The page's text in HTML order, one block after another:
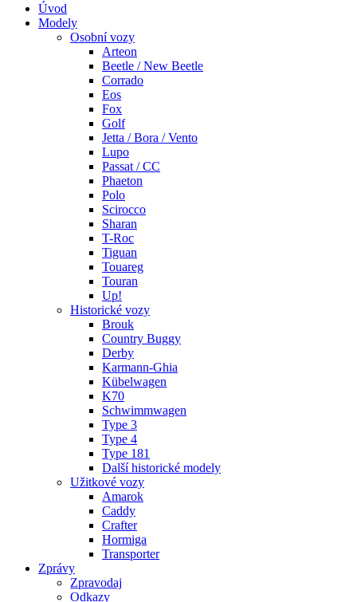
Úvod
Modely
Osobní vozy
Arteon
Beetle / New Beetle
Corrado
Eos
Fox
Golf
Jetta / Bora / Vento
Lupo
Passat / CC
Phaeton
Polo
Scirocco
Sharan
T-Roc
Tiguan
Touareg
Touran
Up!
Historické vozy
Brouk
Country Buggy
Derby
Karmann-Ghia
Kübelwagen
K70
Schwimmwagen
Type 3
Type 4
Type 181
Další historické modely
Užitkové vozy
Amarok
Caddy
Crafter
Hormiga
Transporter
Zprávy
Zpravodaj
Odkazy